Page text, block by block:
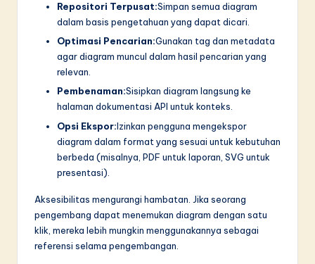
Repositori Terpusat:Simpan semua diagram
dalam basis pengetahuan yang dapat dicari.
Optimasi Pencarian:Gunakan tag dan metadata
agar diagram muncul dalam hasil pencarian yang
relevan.
Pembenaman:Sisipkan diagram langsung ke
halaman dokumentasi API untuk konteks.
Opsi Ekspor:Izinkan pengguna mengekspor
diagram dalam format yang sesuai untuk kebutuhan
berbeda (misalnya, PDF untuk laporan, SVG untuk
presentasi).
Aksesibilitas mengurangi hambatan. Jika seorang
pengembang dapat menemukan diagram dengan satu
klik, mereka lebih mungkin menggunakannya sebagai
referensi selama pengembangan.